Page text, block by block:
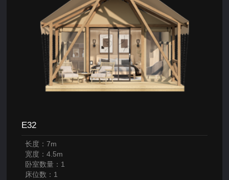
E32
长度：7m
宽度：4.5m
卧室数量：1
床位数：1